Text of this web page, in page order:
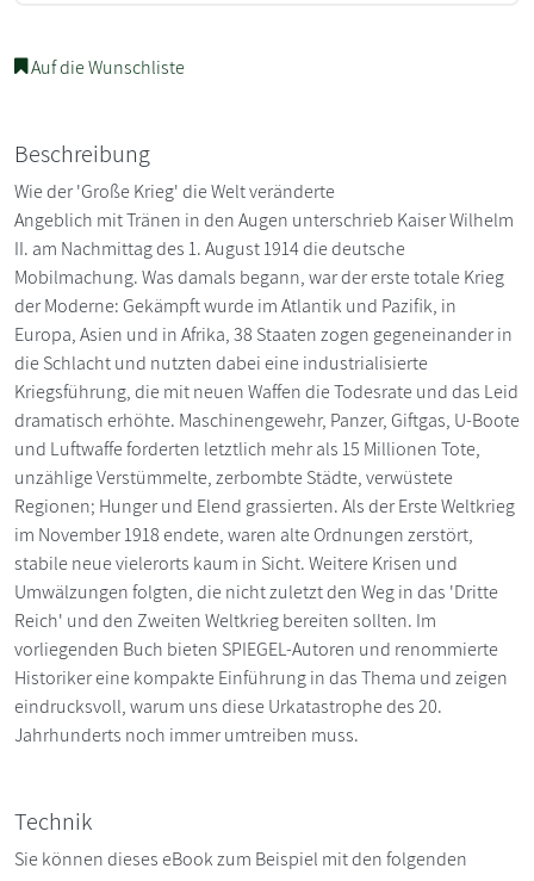
Auf die Wunschliste
Beschreibung
Wie der 'Große Krieg' die Welt veränderte
Angeblich mit Tränen in den Augen unterschrieb Kaiser Wilhelm
II. am Nachmittag des 1. August 1914 die deutsche
Mobilmachung. Was damals begann, war der erste totale Krieg
der Moderne: Gekämpft wurde im Atlantik und Pazifik, in
Europa, Asien und in Afrika, 38 Staaten zogen gegeneinander in
die Schlacht und nutzten dabei eine industrialisierte
Kriegsführung, die mit neuen Waffen die Todesrate und das Leid
dramatisch erhöhte. Maschinengewehr, Panzer, Giftgas, U-Boote
und Luftwaffe forderten letztlich mehr als 15 Millionen Tote,
unzählige Verstümmelte, zerbombte Städte, verwüstete
Regionen; Hunger und Elend grassierten. Als der Erste Weltkrieg
im November 1918 endete, waren alte Ordnungen zerstört,
stabile neue vielerorts kaum in Sicht. Weitere Krisen und
Umwälzungen folgten, die nicht zuletzt den Weg in das 'Dritte
Reich' und den Zweiten Weltkrieg bereiten sollten. Im
vorliegenden Buch bieten SPIEGEL-Autoren und renommierte
Historiker eine kompakte Einführung in das Thema und zeigen
eindrucksvoll, warum uns diese Urkatastrophe des 20.
Jahrhunderts noch immer umtreiben muss.
Technik
Sie können dieses eBook zum Beispiel mit den folgenden